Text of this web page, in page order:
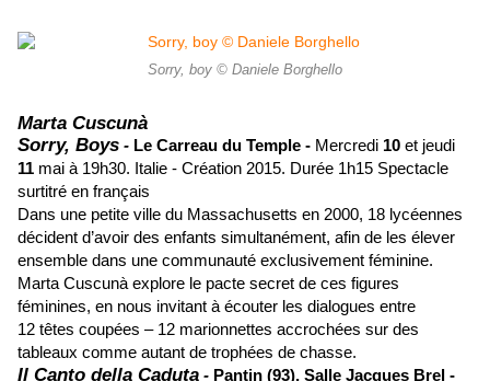
Sorry, boy © Daniele Borghello
Marta Cuscunà
Sorry, Boys - Le Carreau du Temple - Mercredi 10 et jeudi
11 mai à 19h30. Italie - Création 2015. Durée 1h15 Spectacle
surtitré en français
Dans une petite ville du Massachusetts en 2000, 18 lycéennes
décident d’avoir des enfants simultanément, afin de les élever
ensemble dans une communauté exclusivement féminine.
Marta Cuscunà explore le pacte secret de ces figures
féminines, en nous invitant à écouter les dialogues entre
12 têtes coupées – 12 marionnettes accrochées sur des
tableaux comme autant de trophées de chasse.
Il Canto della Caduta - Pantin (93), Salle Jacques Brel -